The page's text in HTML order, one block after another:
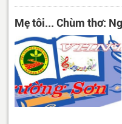
Mẹ tôi... Chùm thơ: